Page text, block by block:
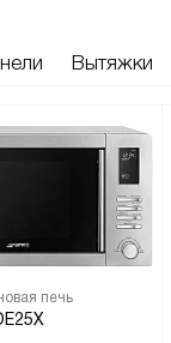
Вытяжки
печь